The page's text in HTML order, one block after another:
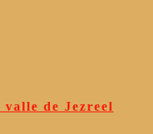
de Jezreel